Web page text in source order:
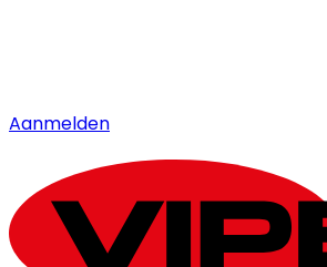
Aanmelden